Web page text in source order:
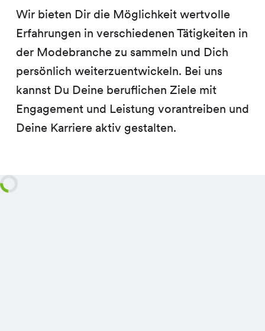
Wir bieten Dir die Möglichkeit wertvolle
Erfahrungen in verschiedenen Tätigkeiten in
der Modebranche zu sammeln und Dich
persönlich weiterzuentwickeln. Bei uns
kannst Du Deine beruflichen Ziele mit
Engagement und Leistung vorantreiben und
Deine Karriere aktiv gestalten.